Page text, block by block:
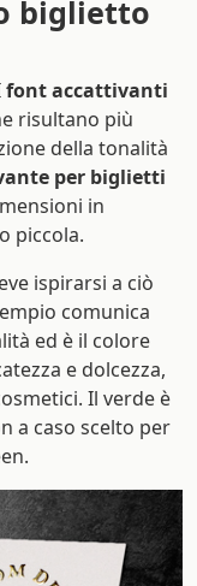
biglietto
font accattivanti
risultano più
della tonalità
per biglietti
in
piccola.
ispirarsi a ciò
comunica
ed è il colore
e dolcezza,
Il verde è
a caso scelto per